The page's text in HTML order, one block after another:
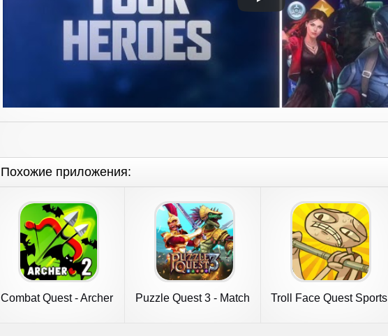
Похожие приложения:
Combat Quest - Archer
Puzzle Quest 3 - Match
Troll Face Quest Sports